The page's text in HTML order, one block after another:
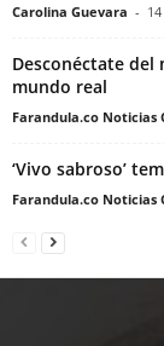
Carolina Guevara -
Desconéctate del
mundo real
Farandula.co Noticias
‘Vivo sabroso’
Farandula.co Noticias